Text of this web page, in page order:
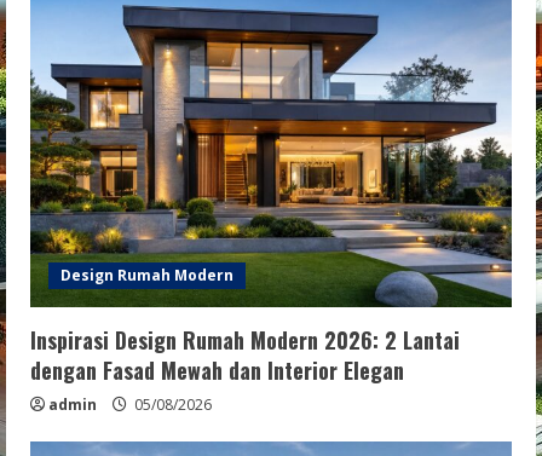
Design Rumah Modern
Inspirasi Design Rumah Modern 2026: 2 Lantai
dengan Fasad Mewah dan Interior Elegan
admin 05/08/2026